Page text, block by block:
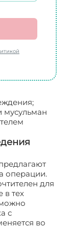
мусульман
операции.
для
в тех
с
во